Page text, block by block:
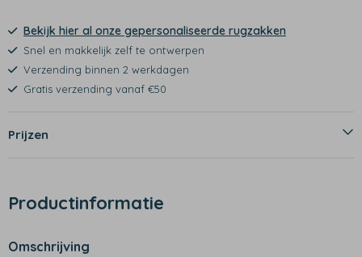
Bekijk hier al onze gepersonaliseerde rugzakken
Snel en makkelijk zelf te ontwerpen
Verzending binnen 2 werkdagen
Gratis verzending vanaf €50
Prijzen
Productinformatie
Omschrijving